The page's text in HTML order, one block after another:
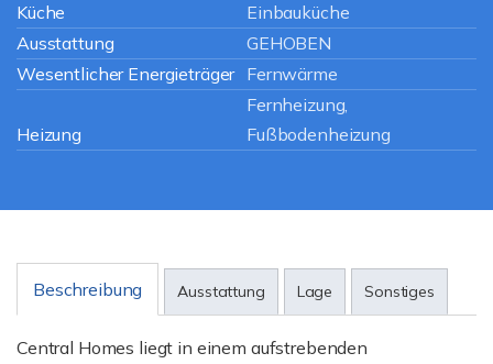
Küche
Einbauküche
Ausstattung
GEHOBEN
Wesentlicher Energieträger Fernwärme
Heizung
Fernheizung,
Fußbodenheizung
Beschreibung Ausstattung Lage Sonstiges
Central Homes liegt in einem aufstrebenden